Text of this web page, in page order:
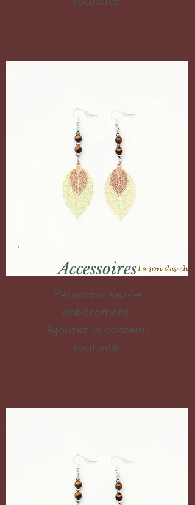
Accessoires
Personnalisez-le
entièrement.
Ajoutez le contenu
souhaité.